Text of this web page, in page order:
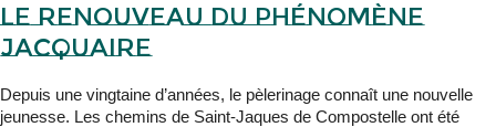
Le renouveau du phénomène
Jacquaire
Depuis une vingtaine d’années, le pèlerinage connaît une nouvelle
jeunesse. Les chemins de Saint-Jaques de Compostelle ont été